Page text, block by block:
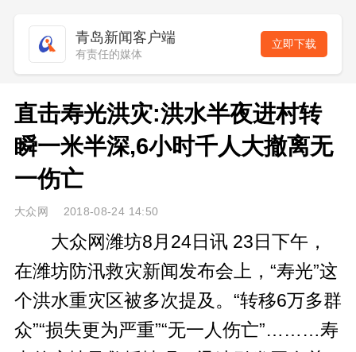
青岛新闻客户端
有责任的媒体
立即下载
直击寿光洪灾:洪水半夜进村转
瞬一米半深,6小时千人大撤离无
一伤亡
大众网 2018-08-24 14:50
大众网潍坊8月24日讯 23日下午，
在潍坊防汛救灾新闻发布会上，“寿光”这
个洪水重灾区被多次提及。“转移6万多群
众”“损失更为严重”“无一人伤亡”………寿